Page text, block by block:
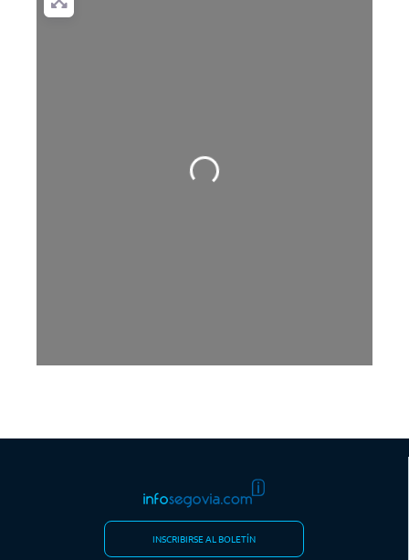
Cargando…
INSCRIBIRSE AL BOLETÍN